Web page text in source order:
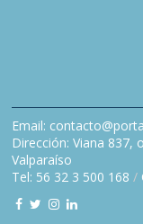
Email:
Dirección: Viana 837,
Valparaíso
Tel: 56 32 3 500 168 /